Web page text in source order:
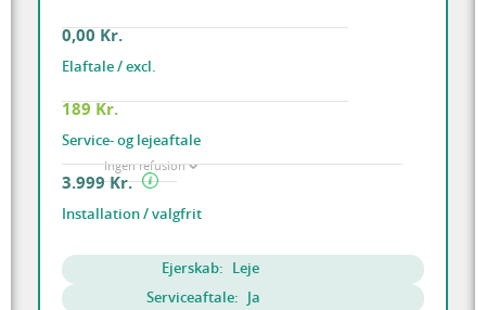
0,00 Kr.
Elaftale / excl.
189 Kr.
Service- og lejeaftale
Ingen refusion
3.999 Kr.
Installation / valgfrit
Ejerskab: Leje
Serviceaftale: Ja